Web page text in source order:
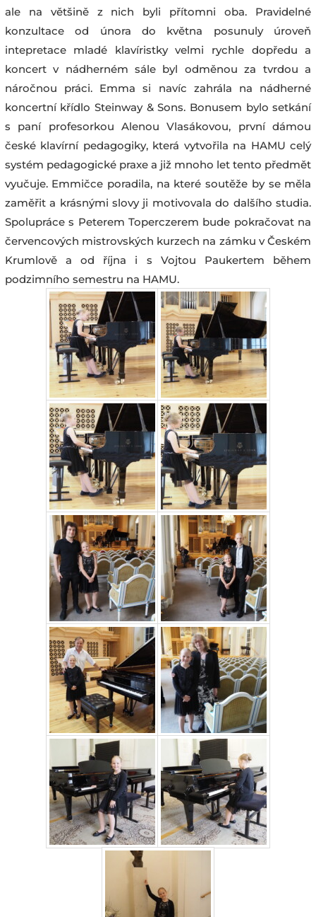
ale na většině z nich byli přítomni oba. Pravidelné
konzultace od února do května posunuly úroveň
intepretace mladé klavíristky velmi rychle dopředu a
koncert v nádherném sále byl odměnou za tvrdou a
náročnou práci. Emma si navíc zahrála na nádherné
koncertní křídlo Steinway & Sons. Bonusem bylo setkání
s paní profesorkou Alenou Vlasákovou, první dámou
české klavírní pedagogiky, která vytvořila na HAMU celý
systém pedagogické praxe a již mnoho let tento předmět
vyučuje. Emmičce poradila, na které soutěže by se měla
zaměřit a krásnými slovy ji motivovala do dalšího studia.
Spolupráce s Peterem Toperczerem bude pokračovat na
červencových mistrovských kurzech na zámku v Českém
Krumlově a od října i s Vojtou Paukertem během
podzimního semestru na HAMU.